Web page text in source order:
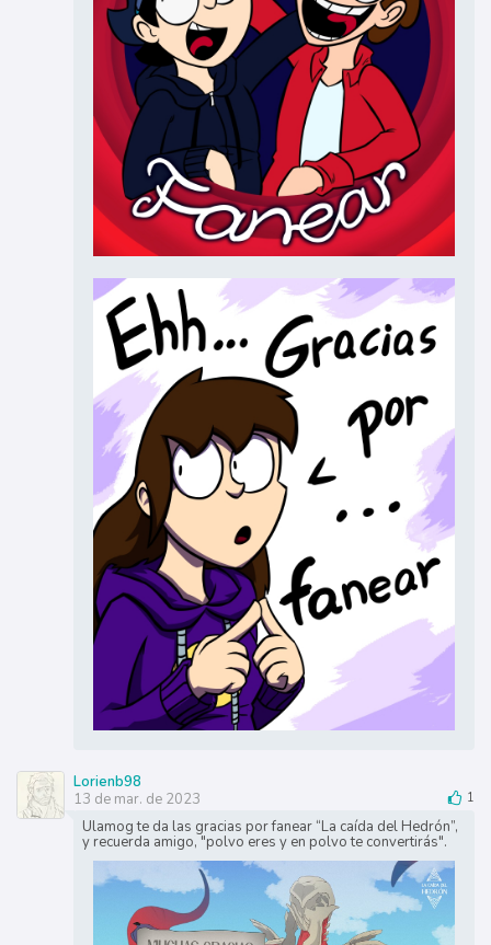
Lorienb98
13 de mar. de 2023
1
Ulamog te da las gracias por fanear “La caída del Hedrón”,
y recuerda amigo, "polvo eres y en polvo te convertirás".